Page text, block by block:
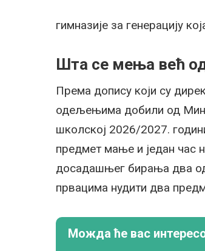
гимназије за генерацију
Шта се мења већ
Према допису који су
одељењима добили од
школској 2026/2027.
предмет мање и један
досадашњег бирања два
првацима нудити два
Можда ће вас